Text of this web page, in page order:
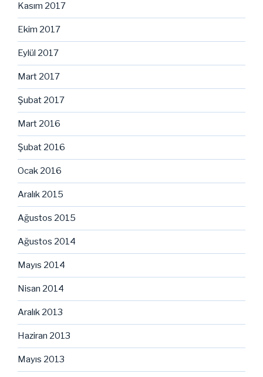
Kasım 2017
Ekim 2017
Eylül 2017
Mart 2017
Şubat 2017
Mart 2016
Şubat 2016
Ocak 2016
Aralık 2015
Ağustos 2015
Ağustos 2014
Mayıs 2014
Nisan 2014
Aralık 2013
Haziran 2013
Mayıs 2013